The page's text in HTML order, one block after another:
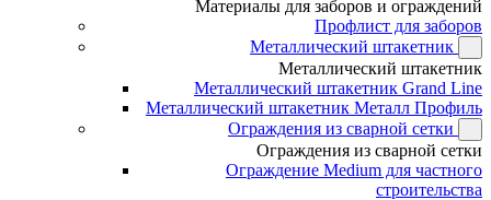
Материалы для заборов и ограждений
Профлист для заборов
Металлический штакетник
Металлический штакетник
Металлический штакетник Grand Line
Металлический штакетник Металл Профиль
Ограждения из сварной сетки
Ограждения из сварной сетки
Ограждение Medium для частного
строительства